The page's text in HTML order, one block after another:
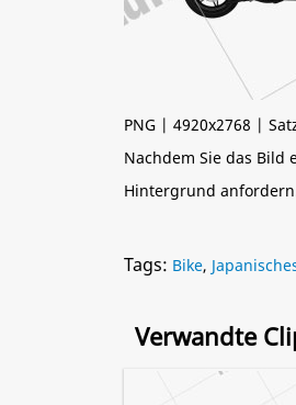
PNG | 4920x2768 |
Nachdem Sie das Bild
Hintergrund
Tags: Bike,
Verwandte